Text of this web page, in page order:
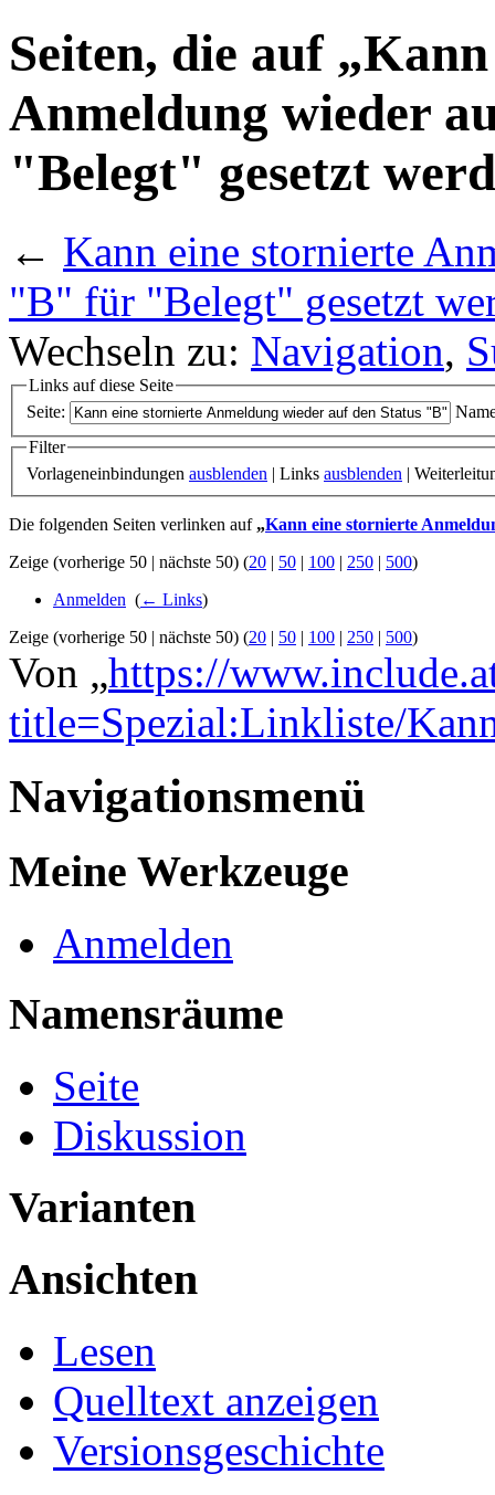
Seiten, die auf
Anmeldung wieder
"Belegt" gesetzt
← Kann eine stornierte
"B" für "Belegt" gesetzt
Wechseln zu: Navigation,
Links auf diese Seite
Seite:
Filter
Vorlageneinbindungen ausblenden | Links ausblenden |
Die folgenden Seiten verlinken auf „Kann eine stornierte
Zeige (vorherige 50 | nächste 50) (20 | 50 | 100 | 250 | 500)
Anmelden (← Links)
Zeige (vorherige 50 | nächste 50) (20 | 50 | 100 | 250 | 500)
Von „https://
title=Spezial:Linkliste/
Navigationsmenü
Meine Werkzeuge
Anmelden
Namensräume
Seite
Diskussion
Varianten
Ansichten
Lesen
Quelltext anzeigen
Versionsgeschichte